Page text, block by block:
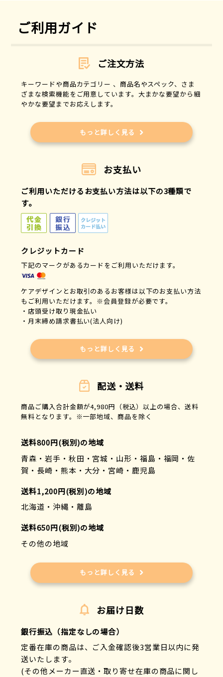
ご利用ガイド
ご注文方法
キーワードや商品カテゴリー 、商品名やスペック、さま
ざまな検索機能をご用意しています。大まかな要望から細
やかな要望までお応えします。
もっと詳しく見る
お支払い
ご利用いただけるお支払い方法は以下の3種類で
す。
クレジットカード
下記のマークがあるカードをご利用いただけます。
ケアデザインとお取引のあるお客様は以下のお支払い方法
もご利用いただけます。※会員登録が必要です。
・店頭受け取り現金払い
・月末締め請求書払い(法人向け)
もっと詳しく見る
配送・送料
商品ご購入合計金額が4,980円（税込）以上の場合、送料
無料となります。※一部地域、商品を除く
送料800円(税別)の地域
青森・岩手・秋田・宮城・山形・福島・福岡・佐
賀・長崎・熊本・大分・宮崎・鹿児島
送料1,200円(税別)の地域
北海道・沖縄・離島
送料650円(税別)の地域
その他の地域
もっと詳しく見る
お届け日数
銀行振込（指定なしの場合）
定番在庫の商品は、ご入金確認後3営業日以内に発
送いたします。
(その他メーカー直送・取り寄せ在庫の商品に関し